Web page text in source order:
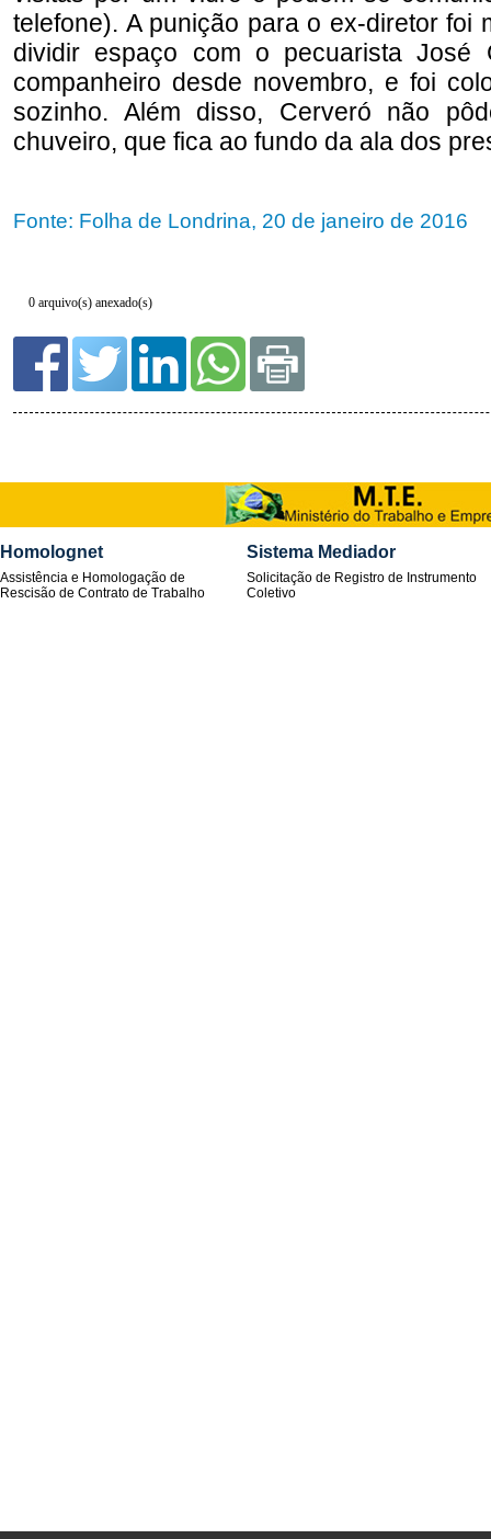
0 arquivo(s) anexado(s)
Homolognet
Assistência e Homologação de
Rescisão de Contrato de Trabalho
Sistema Mediador
Solicitação de Registro de Instrumento
Coletivo